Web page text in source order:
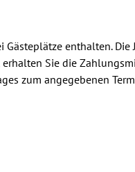
enthalten.
Sie die
zum angegebenen